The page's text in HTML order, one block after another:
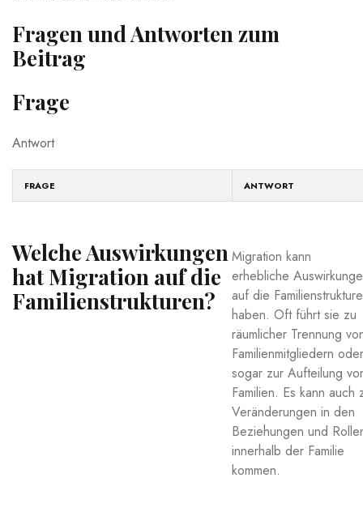
Fragen‍ und⁢ Antworten zum
Beitrag
Frage
Antwort
FRAGE ANTWORT
Welche Auswirkungen
hat Migration auf die
Familienstrukturen?
Migration kann
‌erhebliche
auf die
⁤haben.⁤ Oft führt sie zu⁢
räumlicher Trennung
Familienmitgliedern oder‍
sogar zur⁣ Aufteilung
Familien. Es kann‌ auch
Veränderungen in den
Beziehungen und
‌innerhalb der⁣ Familie
⁤kommen.